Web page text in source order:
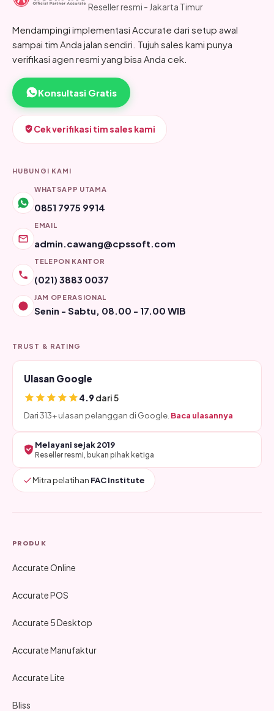
Reseller resmi - Jakarta Timur
Mendampingi implementasi Accurate dari setup awal
sampai tim Anda jalan sendiri. Tujuh sales kami punya
verifikasi agen resmi yang bisa Anda cek.
Konsultasi Gratis
Cek verifikasi tim sales kami
HUBUNGI KAMI
WHATSAPP UTAMA
0851 7975 9914
EMAIL
admin.cawang@cpssoft.com
TELEPON KANTOR
(021) 3883 0037
JAM OPERASIONAL
Senin - Sabtu, 08.00 - 17.00 WIB
TRUST & RATING
Ulasan Google
4.9dari 5
Dari 313+ ulasan pelanggan di Google. Baca ulasannya
Melayani sejak 2019
Reseller resmi, bukan pihak ketiga
Mitra pelatihan FAC Institute
PRODUK
Accurate Online
Accurate POS
Accurate 5 Desktop
Accurate Manufaktur
Accurate Lite
Bliss